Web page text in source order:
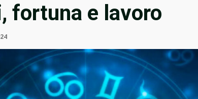
fortuna e lavoro